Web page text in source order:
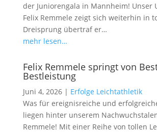
der Juniorengala in Mannheim! Unser
Felix Remmele zeigt sich weiterhin in
Dreisprung übertraf er…
mehr lesen…
Felix Remmele springt von
Bestleistung
Juni 4, 2026| Erfolge Leichtathletik
Was für ereignisreiche und
liegen hinter unserem
Remmele! Mit einer Reihe von tollen